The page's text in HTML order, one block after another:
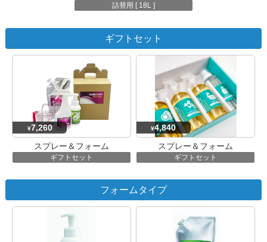
詰替用 [ 18L ]
ギフトセット
スプレー＆フォーム
ギフトセット
¥7,260
スプレー＆フォーム
ギフトセット
¥4,840
フォームタイプ